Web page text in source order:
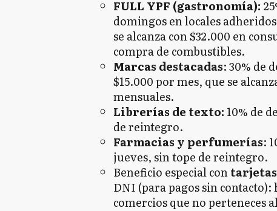
FULL YPF (gastronomía):
domingos en locales
se alcanza con $32.000 en
compra de combustibles.
Marcas destacadas: 30% de
$15.000 por mes, que se
mensuales.
Librerías de texto: 10% de
de reintegro.
Farmacias y perfumerías:
jueves, sin tope de reintegro.
Beneficio especial con
DNI (para pagos sin
comercios que no perteneces